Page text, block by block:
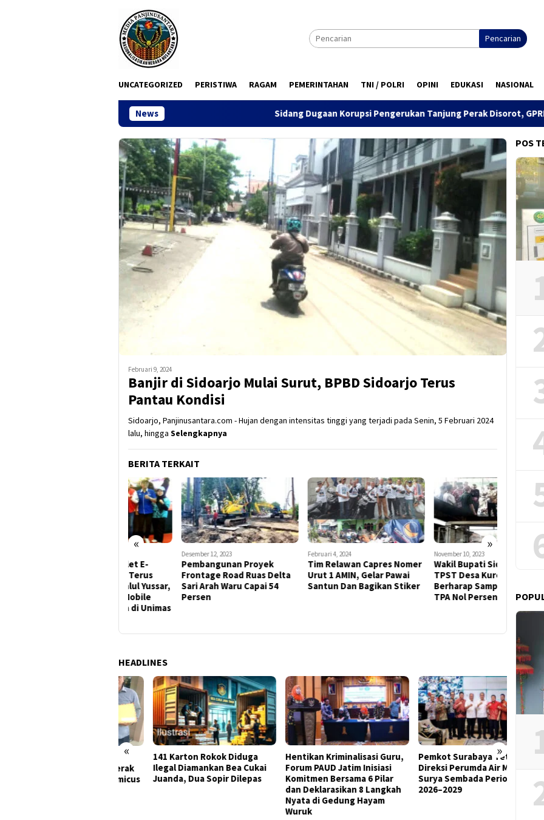
Pencarian
UNCATEGORIZED PERISTIWA RAGAM PEMERINTAHAN TNI / POLRI OPINI EDUKASI NASIONAL
News Sidang Dugaan Korupsi Pengerukan Tanjung Perak Disorot, GPRB Ajukan Amicus
Februari 9, 2024
Banjir di Sidoarjo Mulai Surut, BPBD Sidoarjo Terus
Pantau Kondisi
Sidoarjo, Panjinusantara.com - Hujan dengan intensitas tinggi yang terjadi pada Senin, 5 Februari 2024
lalu, hingga Selengkapnya
BERITA TERKAIT
« »
Pembangunan Proyek
Frontage Road Ruas Delta
Sari Arah Waru Capai 54
Persen
Tim Relawan Capres Nomer
Urut 1 AMIN, Gelar Pawai
Santun Dan Bagikan Stiker
Wakil Bupati Sidoarjo Sidak
TPST Desa Kureksari,
Berharap Sampah Masuk
TPA Nol Persen
Agustus 18,
Buka
District
HEADLINES
« »
141 Karton Rokok Diduga
Ilegal Diamankan Bea Cukai
Juanda, Dua Sopir Dilepas
Hentikan Kriminalisasi Guru,
Forum PAUD Jatim Inisiasi
Komitmen Bersama 6 Pilar
dan Deklarasikan 8 Langkah
Nyata di Gedung Hayam
Pemkot Surabaya Tetapkan
Direksi Perumda Air Minum
Surya Sembada Periode
2026–2029
Soal
POS